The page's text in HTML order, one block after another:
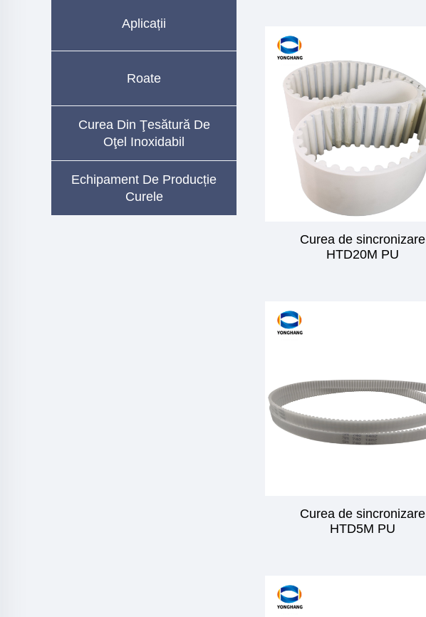
Aplicații
Roate
Curea Din Ţesătură De
Oţel Inoxidabil
Echipament De Producție
Curele
Curea de sincronizare
HTD20M PU
Curea de sincronizare
HTD5M PU